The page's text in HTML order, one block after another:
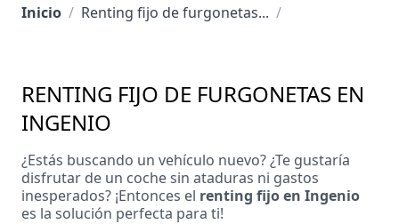
Inicio / Renting fijo de furgonetas... /
RENTING FIJO DE FURGONETAS EN
INGENIO
¿Estás buscando un vehículo nuevo? ¿Te gustaría
disfrutar de un coche sin ataduras ni gastos
inesperados? ¡Entonces el renting fijo en Ingenio
es la solución perfecta para ti!